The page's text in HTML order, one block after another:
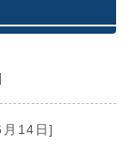
14日]